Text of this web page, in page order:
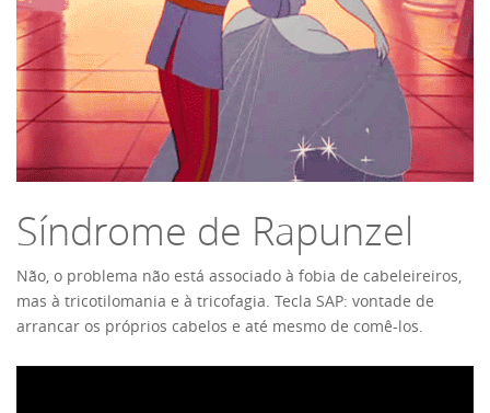
Síndrome de Rapunzel
Não, o problema não está associado à fobia de cabeleireiros,
mas à tricotilomania e à tricofagia. Tecla SAP: vontade de
arrancar os próprios cabelos e até mesmo de comê-los.